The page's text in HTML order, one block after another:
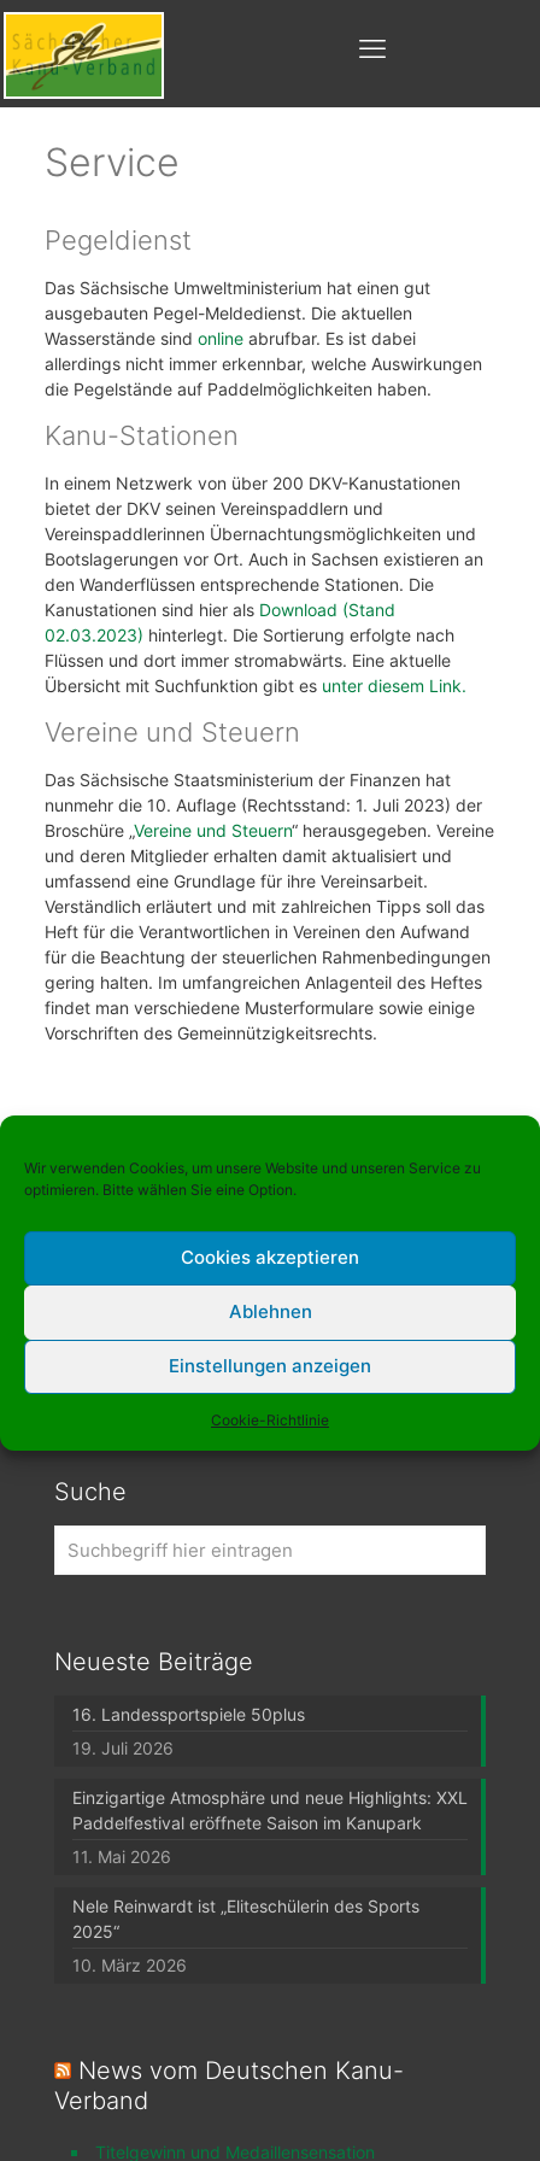
Wir verwenden Cookies, um unsere Website und unseren Service zu
optimieren. Bitte wählen Sie eine Option.
Cookies akzeptieren
Ablehnen
Einstellungen anzeigen
Cookie-Richtlinie
Service
Pegeldienst
Das Sächsische Umweltministerium hat einen gut
ausgebauten Pegel-Meldedienst. Die aktuellen
Wasserstände sind onlineabrufbar. Es ist dabei
allerdings nicht immer erkennbar, welche Auswirkungen
die Pegelstände auf Paddelmöglichkeiten haben.
Kanu-Stationen
In einem Netzwerk von über 200 DKV-Kanustationen
bietet der DKV seinen Vereinspaddlern und
Vereinspaddlerinnen Übernachtungsmöglichkeiten und
Bootslagerungen vor Ort. Auch in Sachsen existieren an
den Wanderflüssen entsprechende Stationen. Die
Kanustationen sind hier als Download (Stand
02.03.2023) hinterlegt. Die Sortierung erfolgte nach
Flüssen und dort immer stromabwärts. Eine aktuelle
Übersicht mit Suchfunktion gibt es unter diesem Link.
Vereine und Steuern
Das Sächsische Staatsministerium der Finanzen hat
nunmehr die 10. Auflage (Rechtsstand: 1. Juli 2023) der
Broschüre „Vereine und Steuern“ herausgegeben. Vereine
und deren Mitglieder erhalten damit aktualisiert und
umfassend eine Grundlage für ihre Vereinsarbeit.
Verständlich erläutert und mit zahlreichen Tipps soll das
Heft für die Verantwortlichen in Vereinen den Aufwand
für die Beachtung der steuerlichen Rahmenbedingungen
gering halten. Im umfangreichen Anlagenteil des Heftes
findet man verschiedene Musterformulare sowie einige
Vorschriften des Gemeinnützigkeitsrechts.
Impressum und Datenschutz
Cookie-Richtlinie (EU)
Suche
Neueste Beiträge
16. Landessportspiele 50plus
19. Juli 2026
Einzigartige Atmosphäre und neue Highlights: XXL
Paddelfestival eröffnete Saison im Kanupark
11. Mai 2026
Nele Reinwardt ist „Eliteschülerin des Sports
2025“
10. März 2026
News vom Deutschen Kanu-
Verband
Titelgewinn und Medaillensensation